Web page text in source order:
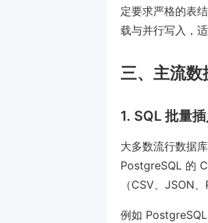
定要求严格的表
载与并行写入，
三、主流数
1. SQL 批量
大多数流行数据
PostgreSQL 的
（CSV、JSON
例如